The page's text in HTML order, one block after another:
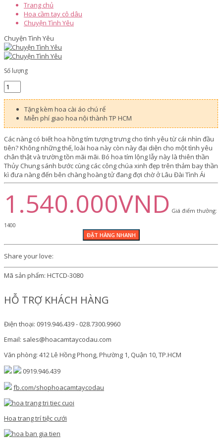
Trang chủ
Hoa cầm tay cô dâu
Chuyện Tình Yêu
Chuyện Tình Yêu
Số lượng
Tặng kèm hoa cài áo chú rể
Miễn phí giao hoa nội thành TP HCM
Các nàng có biết hoa hồng tím tượng trưng cho tình yêu từ cái nhìn đầu
tiên? Không những thế, loài hoa này còn này đại diện cho một tình yêu
chân thật và trường tồn mãi mãi. Bó hoa tím lộng lẫy này là thiên thần
Thủy Chung sánh bước cùng các công chúa xinh đẹp trên thảm bay thần
kì đưa nàng đến bên chàng hoàng tử đang đợi chờ ở Lâu Đài Tình Ái
1.540.000VND Giá điểm thưởng:
1400
Share your love:
Mã sản phẩm: HCTCD-3080
HỖ TRỢ KHÁCH HÀNG
Điện thoại: 0919.946.439 - 028.7300.9960
Email: sales@hoacamtaycodau.com
Văn phòng: 412 Lê Hồng Phong, Phường 1, Quận 10, TP.HCM
0919.946.439
fb.com/shophoacamtaycodau
Hoa trang trí tiệc cưới